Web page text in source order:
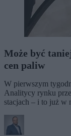
Może być
cen paliw
W pierwszym
Analitycy rynku
stacjach – i to już w